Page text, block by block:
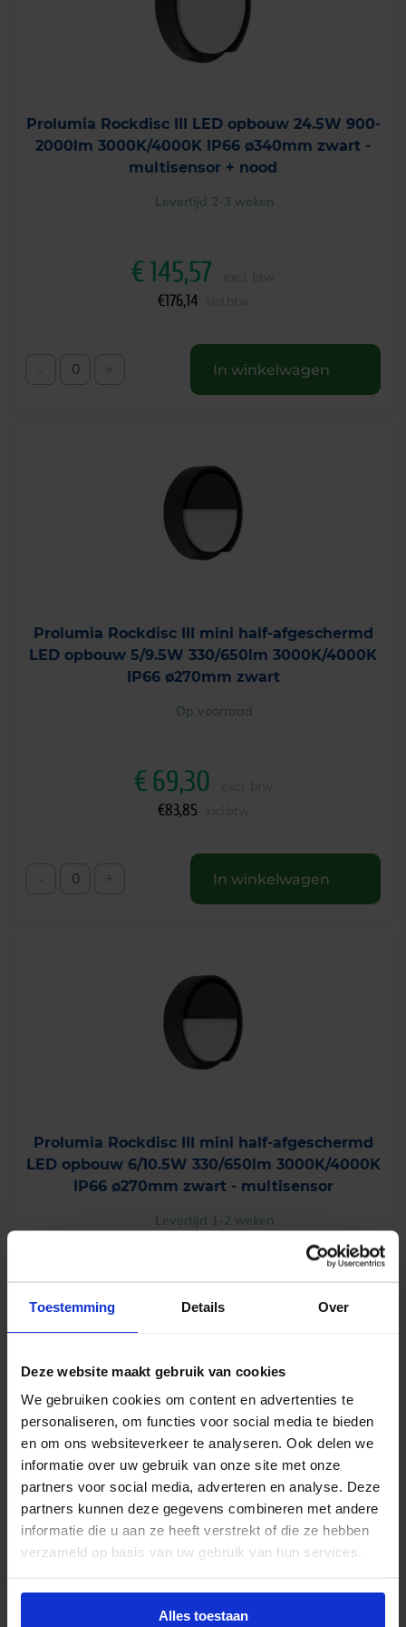
Toestemming Details Over
Deze website maakt gebruik van cookies
We gebruiken cookies om content en advertenties te
personaliseren, om functies voor social media te bieden
en om ons websiteverkeer te analyseren. Ook delen we
informatie over uw gebruik van onze site met onze
partners voor social media, adverteren en analyse. Deze
partners kunnen deze gegevens combineren met andere
informatie die u aan ze heeft verstrekt of die ze hebben
verzameld op basis van uw gebruik van hun services.
Alles toestaan
Prolumia Rockdisc III LED opbouw 24.5W 900-
2000lm 3000K/4000K IP66 ø340mm zwart -
multisensor + nood
Levertijd 2-3 weken
€145,57
€176,14
In winkelwagen
Prolumia Rockdisc III mini half-afgeschermd
LED opbouw 5/9.5W 330/650lm 3000K/4000K
IP66 ø270mm zwart
Op voorraad
€69,30
€83,85
In winkelwagen
Prolumia Rockdisc III mini half-afgeschermd
LED opbouw 6/10.5W 330/650lm 3000K/4000K
IP66 ø270mm zwart - multisensor
Levertijd 1-2 weken
€87,27